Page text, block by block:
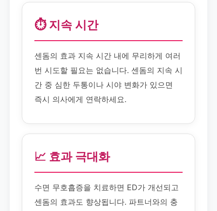
⏱️ 지속 시간
센돔의 효과 지속 시간 내에 무리하게 여러
번 시도할 필요는 없습니다. 센돔의 지속 시
간 중 심한 두통이나 시야 변화가 있으면
즉시 의사에게 연락하세요.
📈 효과 극대화
수면 무호흡증을 치료하면 ED가 개선되고
센돔의 효과도 향상됩니다. 파트너와의 충